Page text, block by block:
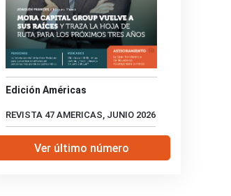
Edición Américas
REVISTA 47 AMERICAS, JUNIO 2026
Ver último número